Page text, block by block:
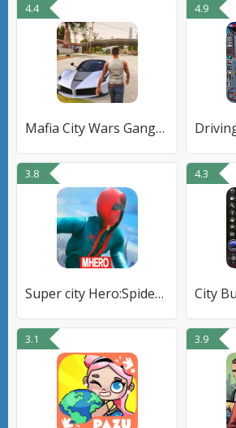
4.4
Mafia City Wars Gangster Games
4.9
3.8
Super city Hero:Spider Game
4.3
3.1 3.9